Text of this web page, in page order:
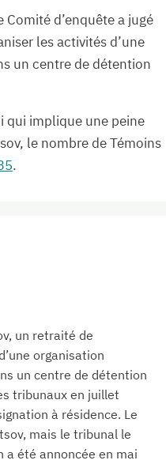
d’enquête a jugé
les activités d’une
un centre de détention
qui implique une peine
le nombre de Témoins
.
un retraité de
organisation
un centre de détention
tribunaux en juillet
à résidence. Le
mais le tribunal le
a été annoncée en mai